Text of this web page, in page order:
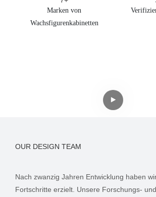
Marken von
Wachsfigurenkabinetten
OUR DESIGN TEAM
Nach zwanzig Jahren Entwicklung haben
Fortschritte erzielt. Unsere Forschungs- und